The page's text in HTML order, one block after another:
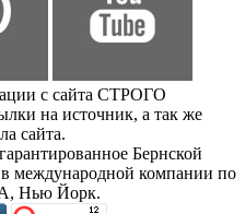
с сайта СТРОГО
на источник, а так же
сайта.
гарантированное Бернской
в международной компании по
Нью Йорк.